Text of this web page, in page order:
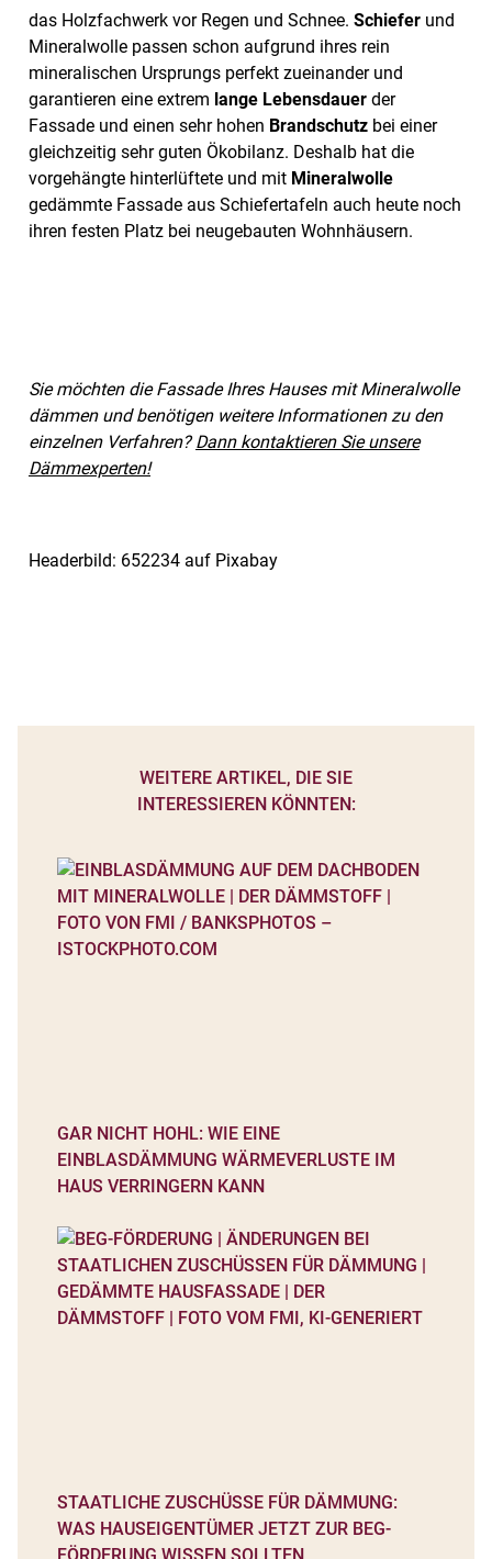
das Holzfachwerk vor Regen und Schnee. Schiefer und
Mineralwolle passen schon aufgrund ihres rein
mineralischen Ursprungs perfekt zueinander und
garantieren eine extrem lange Lebensdauer der
Fassade und einen sehr hohen Brandschutz bei einer
gleichzeitig sehr guten Ökobilanz. Deshalb hat die
vorgehängte hinterlüftete und mit Mineralwolle
gedämmte Fassade aus Schiefertafeln auch heute noch
ihren festen Platz bei neugebauten Wohnhäusern.
Sie möchten die Fassade Ihres Hauses mit Mineralwolle
dämmen und benötigen weitere Informationen zu den
einzelnen Verfahren?Dann kontaktieren Sie unsere
Dämmexperten!
Headerbild: 652234 auf Pixabay
WEITERE ARTIKEL, DIE SIE
INTERESSIEREN KÖNNTEN:
GAR NICHT HOHL: WIE EINE
EINBLASDÄMMUNG WÄRMEVERLUSTE IM
HAUS VERRINGERN KANN
STAATLICHE ZUSCHÜSSE FÜR DÄMMUNG:
WAS HAUSEIGENTÜMER JETZT ZUR BEG-
FÖRDERUNG WISSEN SOLLTEN